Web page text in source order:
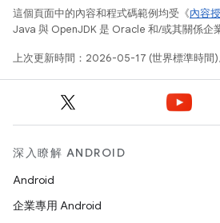
這個頁面中的內容和程式碼範例均受《內容
Java 與 OpenJDK 是 Oracle 和/或其關係企
上次更新時間：2026-05-17 (世界標準時間)
深入瞭解 ANDROID
Android
企業專用 Android